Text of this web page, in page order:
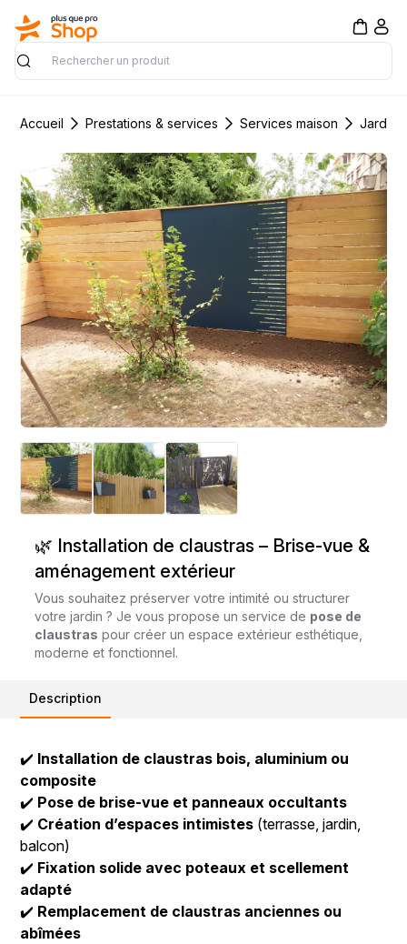
Rechercher
Accueil Prestations & services Services maison Jardin
🌿 Installation de claustras – Brise-vue &
aménagement extérieur
Vous souhaitez préserver votre intimité ou structurer
votre jardin ? Je vous propose un service de pose de
claustras pour créer un espace extérieur esthétique,
moderne et fonctionnel.
Description
✔️ Installation de claustras bois, aluminium ou
composite
✔️ Pose de brise-vue et panneaux occultants
✔️ Création d’espaces intimistes (terrasse, jardin,
balcon)
✔️ Fixation solide avec poteaux et scellement
adapté
✔️ Remplacement de claustras anciennes ou
abîmées